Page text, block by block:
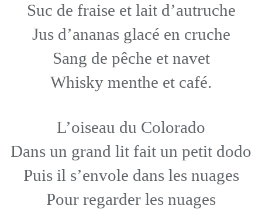
Suc de fraise et lait d’autruche
Jus d’ananas glacé en cruche
Sang de pêche et navet
Whisky menthe et café.
L’oiseau du Colorado
Dans un grand lit fait un petit dodo
Puis il s’envole dans les nuages
Pour regarder les nuages